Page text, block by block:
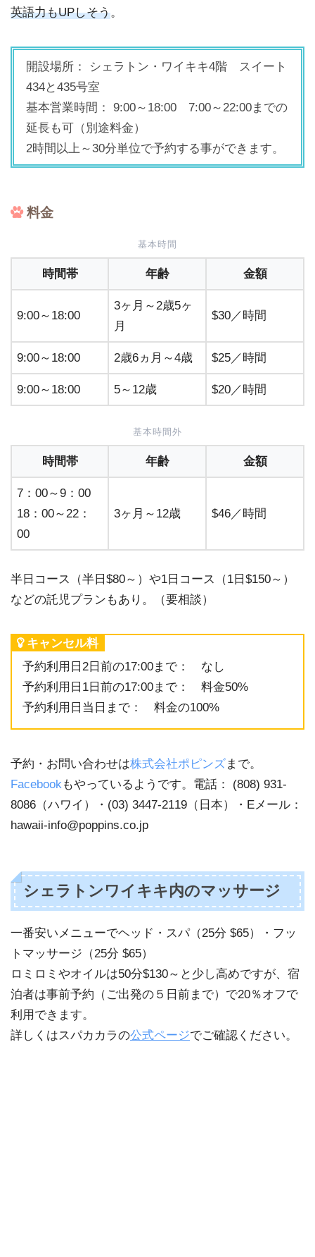
英語力もUPしそう。
開設場所： シェラトン・ワイキキ4階 スイート
434と435号室
基本営業時間： 9:00～18:00 7:00～22:00までの
延長も可（別途料金）
2時間以上～30分単位で予約する事ができます。
料金
基本時間
時間帯 年齢 金額
9:00～18:00
3ヶ月～2歳5ヶ
月
$30／時間
9:00～18:00 2歳6ヵ月～4歳 $25／時間
9:00～18:00 5～12歳 $20／時間
基本時間外
時間帯 年齢 金額
7：00～9：00
18：00～22：
00
3ヶ月～12歳 $46／時間
半日コース（半日$80～）や1日コース（1日$150～）
などの託児プランもあり。（要相談）
キャンセル料
予約利用日2日前の17:00まで： なし
予約利用日1日前の17:00まで： 料金50%
予約利用日当日まで： 料金の100%
予約・お問い合わせは株式会社ポピンズまで。
Facebookもやっているようです。電話： (808) 931-
8086（ハワイ）・(03) 3447-2119（日本）・Eメール：
hawaii-info@poppins.co.jp
シェラトンワイキキ内のマッサージ
一番安いメニューでヘッド・スパ（25分 $65）・フッ
トマッサージ（25分 $65）
ロミロミやオイルは50分$130～と少し高めですが、宿
泊者は事前予約（ご出発の５日前まで）で20％オフで
利用できます。
詳しくはスパカカラの公式ページでご確認ください。